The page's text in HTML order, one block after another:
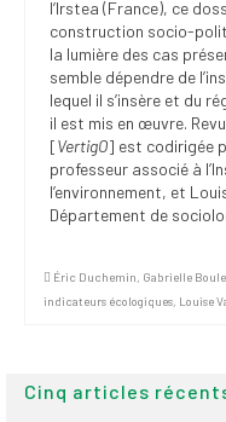
l’Irstea (France), ce
construction socio-
la lumière des cas
semble dépendre de
lequel il s’insère et du
il est mis en œuvre.
[VertigO] est codirigée
professeur associé à
l’environnement, et
Département de
Éric Duchemin, Gabrielle
indicateurs écologiques, Louise
Cinq articles